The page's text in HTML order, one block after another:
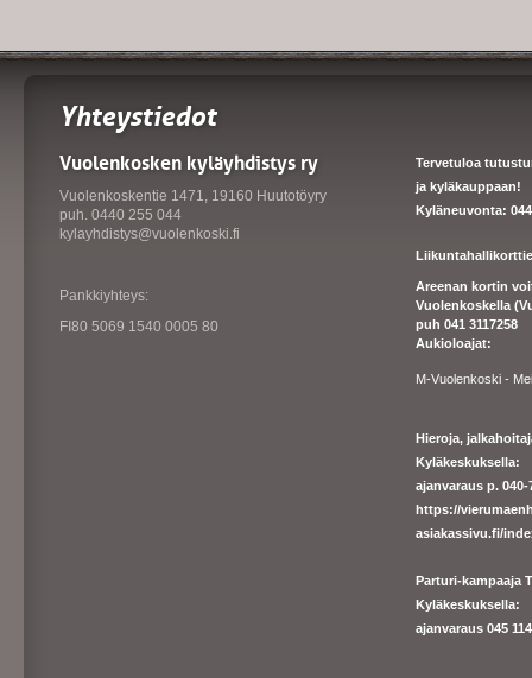
Yhteystiedot
Vuolenkosken kyläyhdistys ry
Vuolenkoskentie 1471, 19160 Huutotöyry
puh. 0440 255 044
kylayhdistys@vuolenkoski.fi
Pankkiyhteys:
FI80 5069 1540 0005 80
Tervetuloa
ja kyläkauppaan!
Kyläneuvonta: 044
Areenan kortin
Vuolenkoskella
puh 041 3117258
Aukioloajat:
M-Vuolenkoski -
Hieroja,
Kyläkeskuksella:
ajanvaraus p.
https://
asiakassivu.fi/
Parturi-kampaaja
Kyläkeskuksella:
ajanvaraus 045